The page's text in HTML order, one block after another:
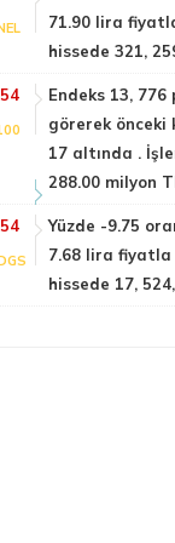
71.90 lira
hissede 321,
Endeks 13,
görerek önceki
17 altında .
288.00 milyon
Yüzde -9.75
7.68 lira fiyatla
hissede 17,